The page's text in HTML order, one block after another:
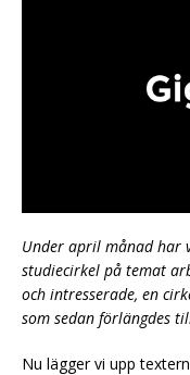
Under april månad har
studiecirkel på temat
och intresserade, en
som sedan förlängdes
Nu lägger vi upp